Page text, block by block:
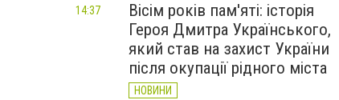
Вісім років пам'яті: історія
Героя Дмитра Українського,
який став на захист України
після окупації рідного міста
НОВИНИ
14:37